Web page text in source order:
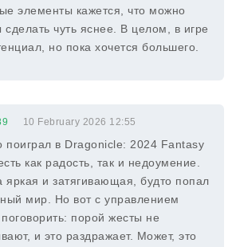
элементы кажется, что можно
чуть яснее. В целом, в игре
но пока хочется большего.
10 February 2026 12:55
поиграл в Dragonicle: 2024 Fantasy
как радость, так и недоумение.
яркая и затягивающая, будто попал
мир. Но вот с управлением
поговорить: порой жесты не
и это раздражает. Может, это